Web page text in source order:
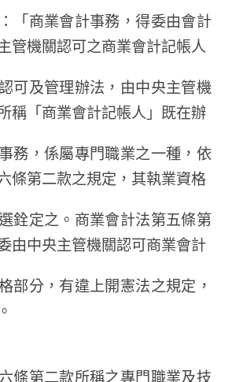
「商業會計事務，得委由會計
管機關認可之商業會計記帳人
可及管理辦法，由中央主管機
稱「商業會計記帳人」既在辦
務，係屬專門職業之一種，依
條第二款之規定，其執業資格
銓定之。商業會計法第五條第
由中央主管機關認可商業會計
部分，有違上開憲法之規定，
條第二款所稱之專門職業及技